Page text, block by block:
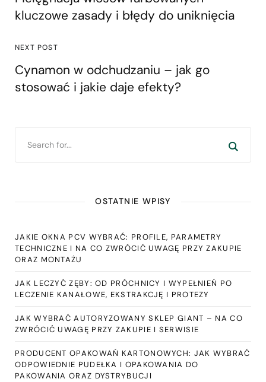
kluczowe zasady i błędy do uniknięcia
NEXT POST
Cynamon w odchudzaniu – jak go
stosować i jakie daje efekty?
OSTATNIE WPISY
JAKIE OKNA PCV WYBRAĆ: PROFILE, PARAMETRY
TECHNICZNE I NA CO ZWRÓCIĆ UWAGĘ PRZY ZAKUPIE
ORAZ MONTAŻU
JAK LECZYĆ ZĘBY: OD PRÓCHNICY I WYPEŁNIEŃ PO
LECZENIE KANAŁOWE, EKSTRAKCJĘ I PROTEZY
JAK WYBRAĆ AUTORYZOWANY SKLEP GIANT – NA CO
ZWRÓCIĆ UWAGĘ PRZY ZAKUPIE I SERWISIE
PRODUCENT OPAKOWAŃ KARTONOWYCH: JAK WYBRAĆ
ODPOWIEDNIE PUDEŁKA I OPAKOWANIA DO
PAKOWANIA ORAZ DYSTRYBUCJI